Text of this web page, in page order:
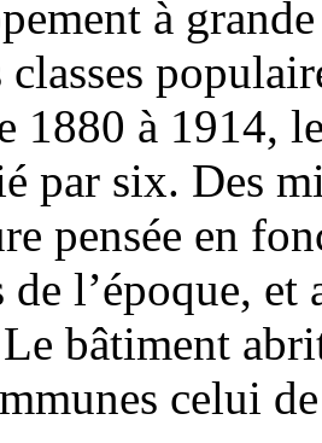
à
classes
1880 à 1914,
par six. Des
pensée en
l’époque, et
bâtiment
celui